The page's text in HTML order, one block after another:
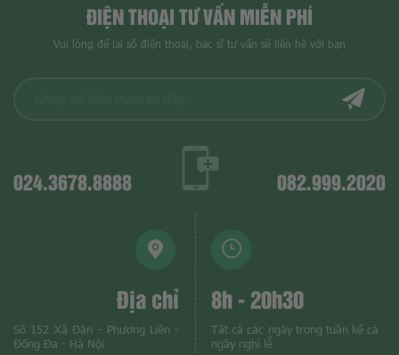
ĐIỆN THOẠI TƯ VẤN MIỄN PHÍ
Vui lòng để lại số điện thoại, bác sĩ tư vấn sẽ liên hệ với bạn
024.3678.8888 082.999.2020
Địa chỉ
Số 152 Xã Đàn - Phương Liên -
Đống Đa - Hà Nội
8h - 20h30
Tất cả các ngày trong tuần kể cả
ngày nghỉ lễ